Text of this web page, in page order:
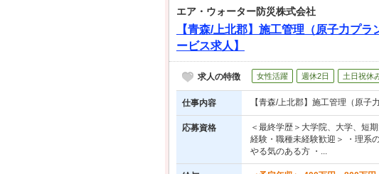
エア・ウォーター防災株式会社
【青森/上北郡】施工管理（原子力プ
ービス求人】
求人の特徴 女性活躍 週休2日 土日祝休
仕事内容 【青森/上北郡】施工管理（原
応募資格
＜最終学歴＞大学院、大学、短
経験・職種未経験歓迎＞ ・理系
やる気のある方 ・...